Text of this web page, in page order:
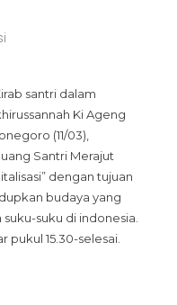
santri dalam
Ki Ageng
(11/03),
Santri Merajut
dengan tujuan
budaya yang
suku di indonesia.
pukul 15.30-selesai.